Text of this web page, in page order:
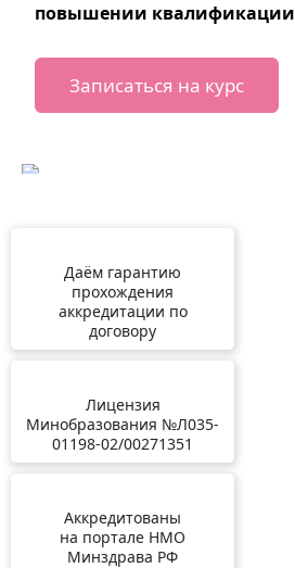
повышении квалификации
Записаться на курс
Даём гарантию
прохождения
аккредитации по
договору
Лицензия
Минобразования №Л035-
01198-02/00271351
Аккредитованы
на портале НМО
Минздрава РФ